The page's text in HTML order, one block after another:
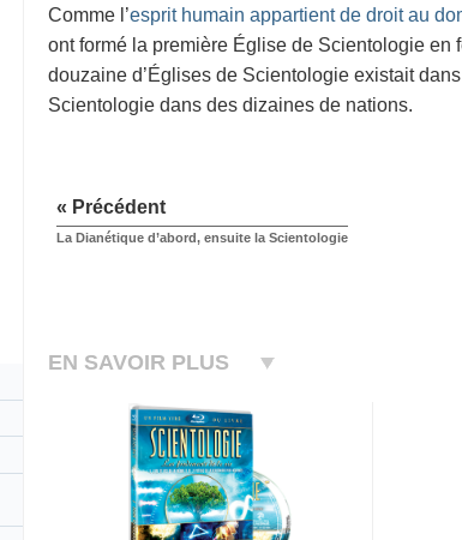
Comme l’esprit humain appartient de droit au
ont formé la première Église de Scientologie en
douzaine d’Églises de Scientologie existait
Scientologie dans des dizaines de nations.
« Précédent
La Dianétique d’abord, ensuite la Scientologie
EN SAVOIR PLUS